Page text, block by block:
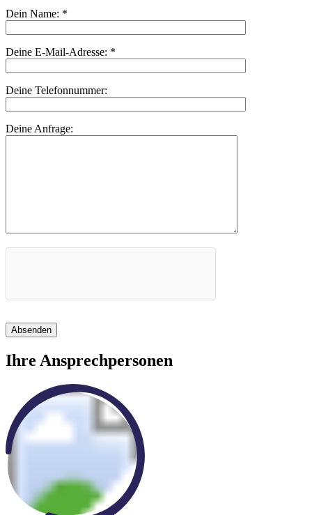
Dein Name: *
Deine E-Mail-Adresse: *
Deine Telefonnummer:
Deine Anfrage:
Absenden
Ihre Ansprechpersonen